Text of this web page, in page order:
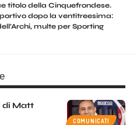
titolo della Cinquefrondese.
dopo la ventitreesima:
multe per Sporting
COMUNICATI
di Matt